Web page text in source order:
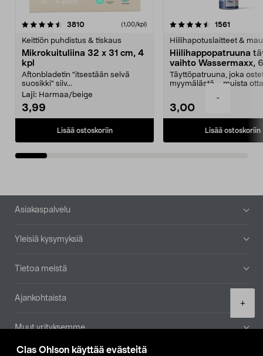
Clas Ohlson käyttää evästeitä
-
+
3810arvostelut (1,00/kpl)
Keittiön puhdistus & tiskaus
Mikrokuituliina 32 x 31 cm, 4
kpl
Aftonbladetin "itsestään selvä
suosikki" siiv...
Laji: Harmaa/beige
3,99
Lisää ostoskoriin
4.5viidestä
1561
Hiilihapotuslaitteet &
Hiilihappopatruuna
vaihto Wassermaxx,
Täyttöpatruuna, joka
myymälästä – muista
3,00
Lisää ostoskoriin
4.5viidestä
Alatunniste
Asiakaspalvelu
Yleisiä kysymyksiä
Tietoa meistä
Ajankohtaista
Muut yrityksemme